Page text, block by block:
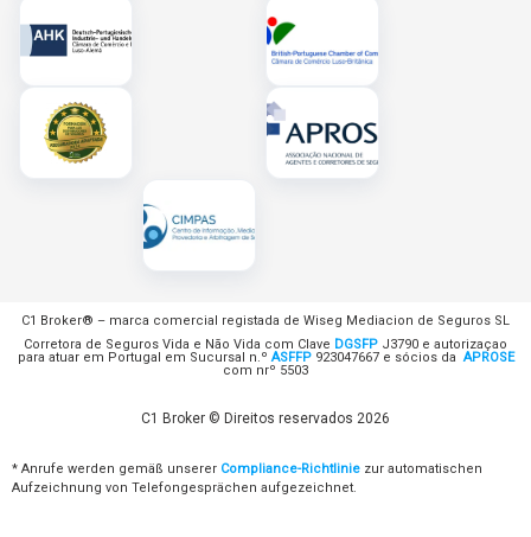
C1 Broker® – marca comercial registada de Wiseg Mediacion de Seguros SL
Corretora de Seguros Vida e Não Vida com Clave DGSFP J3790 e autorizaçao
para atuar em Portugal em Sucursal n.ºASFFP923047667 e sócios da APROSE
com nrº 5503
C1 Broker © Direitos reservados 2026
* Anrufe werden gemäß unserer Compliance-Richtlinie zur automatischen
Aufzeichnung von Telefongesprächen aufgezeichnet.